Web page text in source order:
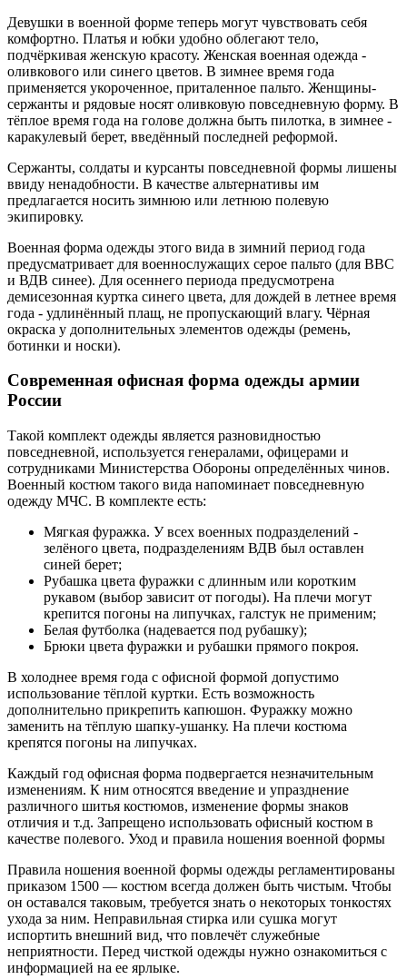
Девушки в военной форме теперь могут чувствовать себя
комфортно. Платья и юбки удобно облегают тело,
подчёркивая женскую красоту. Женская военная одежда -
оливкового или синего цветов. В зимнее время года
применяется укороченное, приталенное пальто. Женщины-
сержанты и рядовые носят оливковую повседневную форму. В
тёплое время года на голове должна быть пилотка, в зимнее -
каракулевый берет, введённый последней реформой.
Сержанты, солдаты и курсанты повседневной формы лишены
ввиду ненадобности. В качестве альтернативы им
предлагается носить зимнюю или летнюю полевую
экипировку.
Военная форма одежды этого вида в зимний период года
предусматривает для военнослужащих серое пальто (для ВВС
и ВДВ синее). Для осеннего периода предусмотрена
демисезонная куртка синего цвета, для дождей в летнее время
года - удлинённый плащ, не пропускающий влагу. Чёрная
окраска у дополнительных элементов одежды (ремень,
ботинки и носки).
Современная офисная форма одежды армии
России
Такой комплект одежды является разновидностью
повседневной, используется генералами, офицерами и
сотрудниками Министерства Обороны определённых чинов.
Военный костюм такого вида напоминает повседневную
одежду МЧС. В комплекте есть:
Мягкая фуражка. У всех военных подразделений -
зелёного цвета, подразделениям ВДВ был оставлен
синей берет;
Рубашка цвета фуражки с длинным или коротким
рукавом (выбор зависит от погоды). На плечи могут
крепится погоны на липучках, галстук не применим;
Белая футболка (надевается под рубашку);
Брюки цвета фуражки и рубашки прямого покроя.
В холоднее время года с офисной формой допустимо
использование тёплой куртки. Есть возможность
дополнительно прикрепить капюшон. Фуражку можно
заменить на тёплую шапку-ушанку. На плечи костюма
крепятся погоны на липучках.
Каждый год офисная форма подвергается незначительным
изменениям. К ним относятся введение и упразднение
различного шитья костюмов, изменение формы знаков
отличия и т.д. Запрещено использовать офисный костюм в
качестве полевого. Уход и правила ношения военной формы
Правила ношения военной формы одежды регламентированы
приказом 1500 — костюм всегда должен быть чистым. Чтобы
он оставался таковым, требуется знать о некоторых тонкостях
ухода за ним. Неправильная стирка или сушка могут
испортить внешний вид, что повлечёт служебные
неприятности. Перед чисткой одежды нужно ознакомиться с
информацией на ее ярлыке.